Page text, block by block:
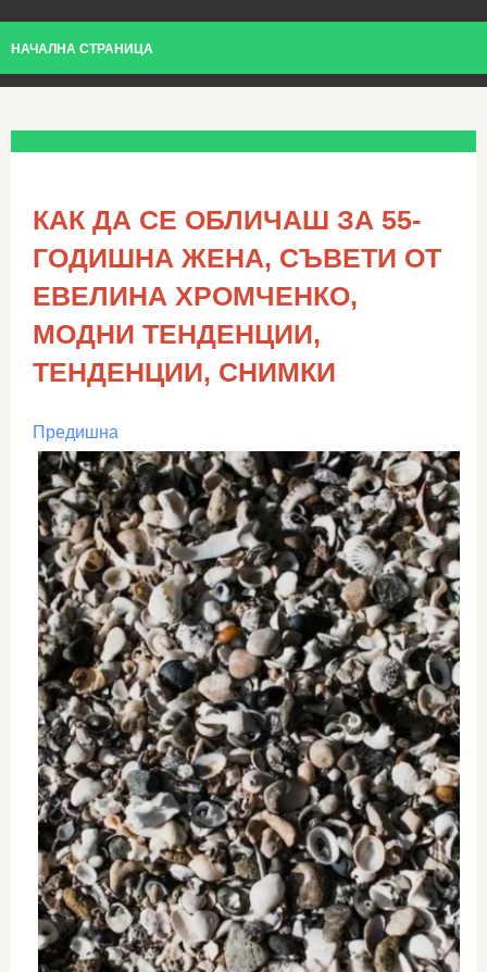
НАЧАЛНА СТРАНИЦА
КАК ДА СЕ ОБЛИЧАШ ЗА 55-
ГОДИШНА ЖЕНА, СЪВЕТИ ОТ
ЕВЕЛИНА ХРОМЧЕНКО,
МОДНИ ТЕНДЕНЦИИ,
ТЕНДЕНЦИИ, СНИМКИ
Предишна